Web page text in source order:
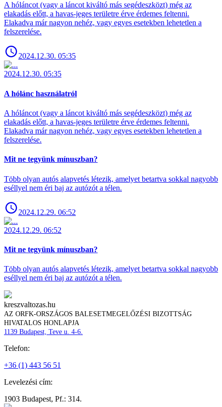
A hóláncot (vagy a láncot kiváltó más segédeszközt) még az
elakadás előtt, a havas-jeges területre érve érdemes feltenni.
Elakadva már nagyon nehéz, vagy egyes esetekben lehetetlen a
felszerelése.
2024.12.30. 05:35
2024.12.30. 05:35
A hólánc használatról
A hóláncot (vagy a láncot kiváltó más segédeszközt) még az
elakadás előtt, a havas-jeges területre érve érdemes feltenni.
Elakadva már nagyon nehéz, vagy egyes esetekben lehetetlen a
felszerelése.
Mit ne tegyünk mínuszban?
Több olyan autós alapvetés létezik, amelyet betartva sokkal nagyobb
eséllyel nem éri baj az autózót a télen.
2024.12.29. 06:52
2024.12.29. 06:52
Mit ne tegyünk mínuszban?
Több olyan autós alapvetés létezik, amelyet betartva sokkal nagyobb
eséllyel nem éri baj az autózót a télen.
kreszvaltozas.hu
AZ ORFK-ORSZÁGOS BALESETMEGELŐZÉSI BIZOTTSÁG
HIVATALOS HONLAPJA
1139 Budapest, Teve u. 4-6.
Telefon:
+36 (1) 443 56 51
Levelezési cím:
1903 Budapest, Pf.: 314.